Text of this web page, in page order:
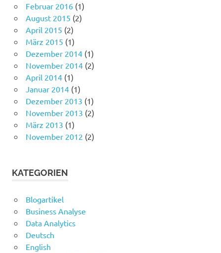
Februar 2016(1)
August 2015 (2)
April 2015 (2)
März 2015 (1)
Dezember 2014(1)
November 2014(2)
April 2014(1)
Januar 2014(1)
Dezember 2013 (1)
November 2013 (2)
März 2013 (1)
November 2012 (2)
KATEGORIEN
Blogartikel
Business Analyse
Data Analytics
Deutsch
English